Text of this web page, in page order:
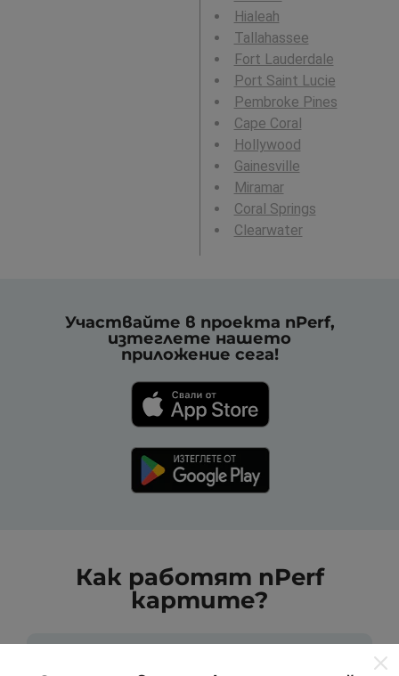
Hialeah
Tallahassee
Fort Lauderdale
Port Saint Lucie
Pembroke Pines
Cape Coral
Hollywood
Gainesville
Miramar
Coral Springs
Clearwater
Участвайте в проекта nPerf,
изтеглете нашето
приложение сега!
Как работят nPerf
картите?